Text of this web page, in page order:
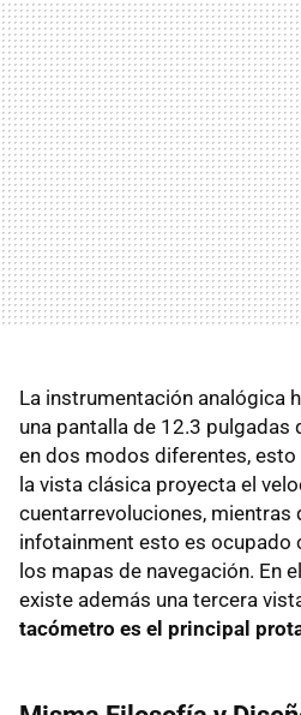
La instrumentación analógica
una pantalla de 12.3 pulgadas
en dos modos diferentes,
la vista clásica proyecta el
cuentarrevoluciones, mientras
infotainment esto es ocupado
los mapas de navegación. En
existe además una tercera
tacómetro es el principal